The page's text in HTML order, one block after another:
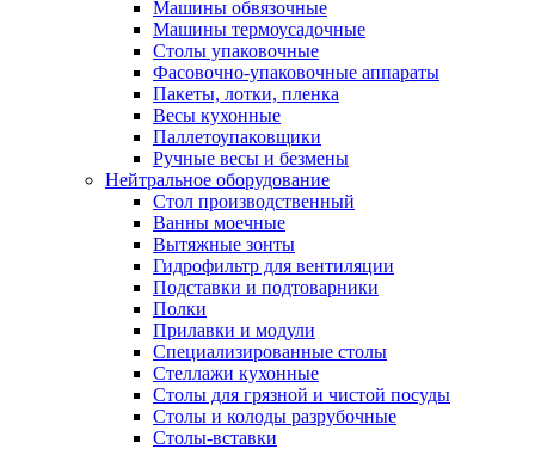
Машины обвязочные
Машины термоусадочные
Столы упаковочные
Фасовочно-упаковочные аппараты
Пакеты, лотки, пленка
Весы кухонные
Паллетоупаковщики
Ручные весы и безмены
Нейтральное оборудование
Cтол производственный
Ванны моечные
Вытяжные зонты
Гидрофильтр для вентиляции
Подставки и подтоварники
Полки
Прилавки и модули
Специализированные столы
Стеллажи кухонные
Столы для грязной и чистой посуды
Столы и колоды разрубочные
Столы-вставки